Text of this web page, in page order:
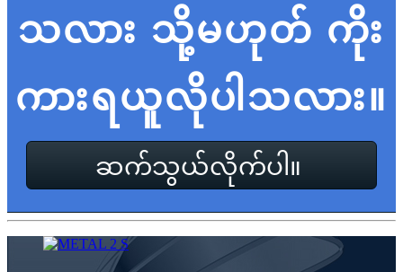
သလား သို့မဟုတ် ကိုး
ကားရယူလိုပါသလား။
ဆက်သွယ်လိုက်ပါ။